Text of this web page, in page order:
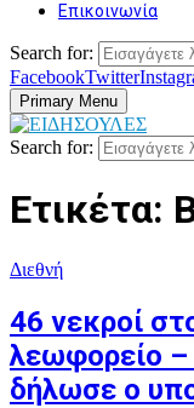
Επικοινωνία
Search for:
FacebookTwitter
Primary Menu
Search for:
Ετικέτα:
Διεθνή
46 νεκροί
λεωφορείο –
δήλωσε ο